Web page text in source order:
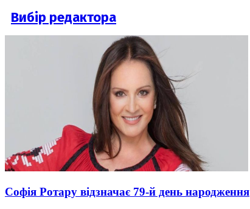
Вибір редактора
Софія Ротару відзначає 79-й день народження